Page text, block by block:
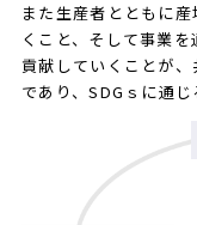
また生産者とともに
くこと、そして事業
貢献していくことが
であり、SDGｓに通じ